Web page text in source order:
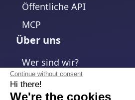
Continue without consent
Hi there!
We're the cookies
Öffentliche API
MCP
Über uns
Wer sind wir?
Unser Team